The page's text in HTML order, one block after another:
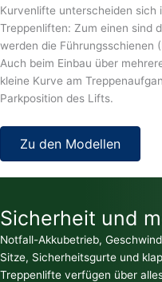
Kurvenlifte unterscheiden sich
Treppenliften: Zum einen sind
werden die Führungsschienen
Auch beim Einbau über
kleine Kurve am
Parkposition des Lifts.
Zu den Modellen
Sicherheit und
Notfall-Akkubetrieb,
Sitze, Sicherheitsgurte und
Treppenlifte verfügen über